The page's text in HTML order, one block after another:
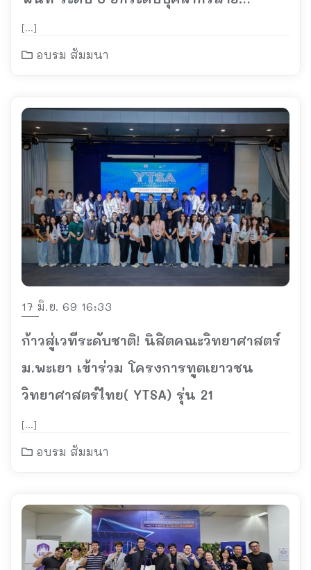
สนับสนุน มุ่งสู่การพัฒนาชุมชนอย่างยั่งยืน
[…]
อบรม สัมมนา
17 มิ.ย. 69 16:33
ก้าวสู่เวทีระดับชาติ! นิสิตคณะวิทยาศาสตร์
ม.พะเยา เข้าร่วม โครงการทูตเยาวชน
วิทยาศาสตร์ไทย( YTSA) รุ่น 21
[…]
อบรม สัมมนา